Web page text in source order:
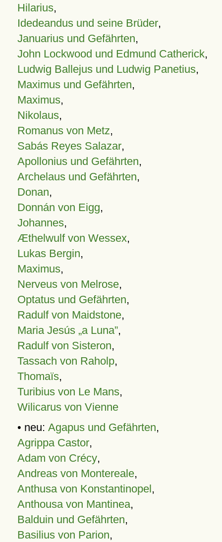
Hilarius,
Idedeandus und seine Brüder,
Januarius und Gefährten,
John Lockwood und Edmund Catherick,
Ludwig Ballejus und Ludwig Panetius,
Maximus und Gefährten,
Maximus,
Nikolaus,
Romanus von Metz,
Sabás Reyes Salazar,
Apollonius und Gefährten,
Archelaus und Gefährten,
Donan,
Donnán von Eigg,
Johannes,
Æthelwulf von Wessex,
Lukas Bergin,
Maximus,
Nerveus von Melrose,
Optatus und Gefährten,
Radulf von Maidstone,
Maria Jesús „a Luna”,
Radulf von Sisteron,
Tassach von Raholp,
Thomaïs,
Turibius von Le Mans,
Wilicarus von Vienne
• neu: Agapus und Gefährten,
Agrippa Castor,
Adam von Crécy,
Andreas von Montereale,
Anthusa von Konstantinopel,
Anthousa von Mantinea,
Balduin und Gefährten,
Basilius von Parion,